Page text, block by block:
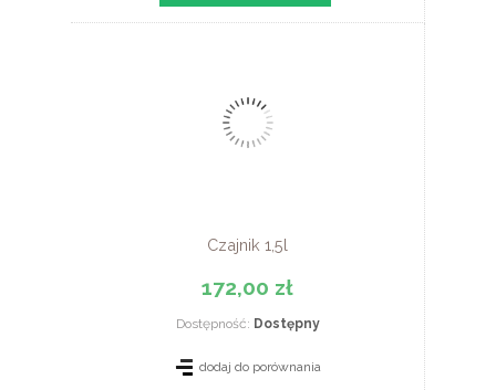
Czajnik 1,5l
172,00 zł
Dostępność: Dostępny
dodaj do porównania